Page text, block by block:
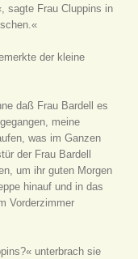
sagte Frau Cluppins in
der kleine
daß Frau Bardell es
meine
was im Ganzen
der Frau Bardell
um ihr guten Morgen
hinauf und in das
Vorderzimmer
unterbrach sie